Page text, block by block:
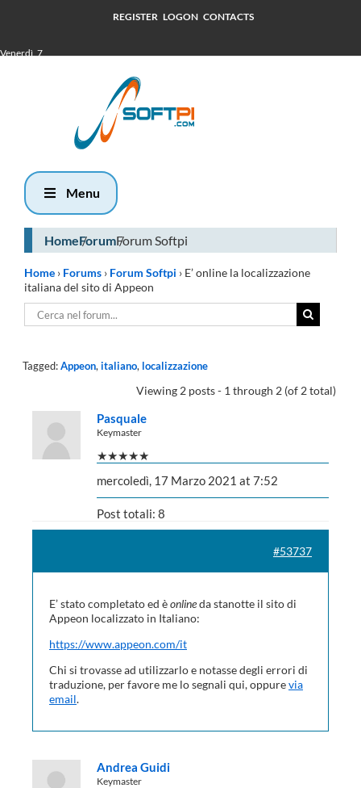
REGISTER LOGON CONTACTS
Venerdì, 7
Menu
HomeForumForum Softpi
Home › Forums › Forum Softpi › E’ online la localizzazione
italiana del sito di Appeon
Tagged:Appeon, italiano, localizzazione
Viewing 2 posts - 1 through 2 (of 2 total)
Pasquale
Keymaster
★★★★★
mercoledì, 17 Marzo 2021 at 7:52
Post totali: 8
#53737
E’ stato completato ed èonlineda stanotte il sito di
Appeon localizzato in Italiano:
https://www.appeon.com/it
Chi si trovasse ad utilizzarlo e notasse degli errori di
traduzione, per favore me lo segnali qui, oppurevia
email.
Andrea Guidi
Keymaster